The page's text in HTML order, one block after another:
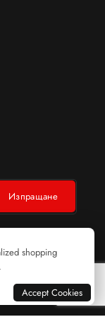
shopping
Accept Cookies